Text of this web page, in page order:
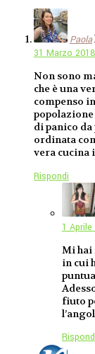
Paola
31 Marzo
Non sono
che è una
compenso
di panico
ordinata
vera cucina
Rispondi
1
Mi hai
in cui
fiuto